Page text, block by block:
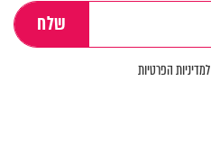
למדיניות הפרטיות